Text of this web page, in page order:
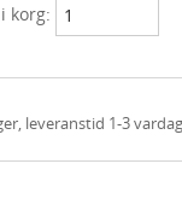
korg:
leveranstid 1-3